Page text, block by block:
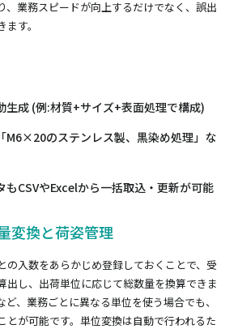
、業務スピードが向上するだけでなく、誤出
す。
生成 (例:材質+サイズ+表面処理で構成)
M6×20のステンレス製、黒染め処理」な
もCSVやExcelから一括取込・更新が可能
換と荷姿管理
の入数をあらかじめ登録しておくことで、受
出し、出荷単位に応じて総数量を換算できま
、業務ごとに異なる単位を使う場合でも、
とが可能です。単位変換は自動で行われるた